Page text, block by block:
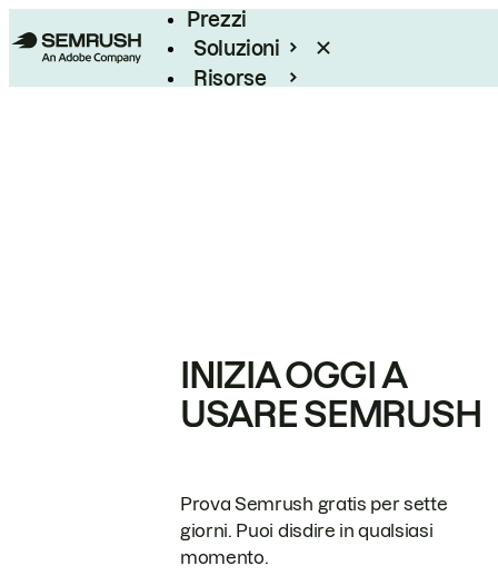
Prezzi
Soluzioni
Risorse
INIZIA OGGI A
USARE SEMRUSH
Prova Semrush gratis per sette
giorni. Puoi disdire in qualsiasi
momento.